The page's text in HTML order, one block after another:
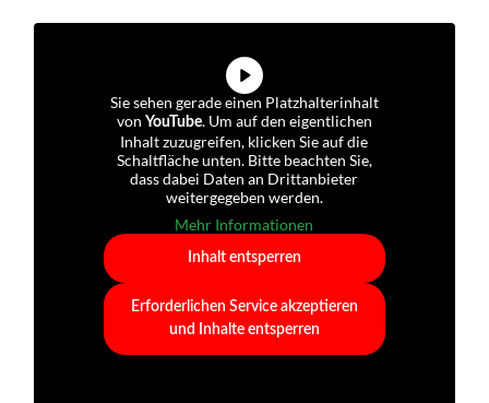
Sie sehen gerade einen Platzhalterinhalt
von YouTube. Um auf den eigentlichen
Inhalt zuzugreifen, klicken Sie auf die
Schaltfläche unten. Bitte beachten Sie,
dass dabei Daten an Drittanbieter
weitergegeben werden.
Mehr Informationen
Inhalt entsperren
Erforderlichen Service akzeptieren
und Inhalte entsperren